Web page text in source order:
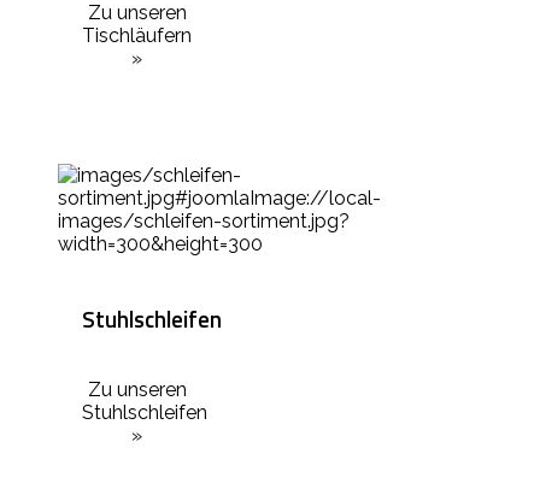
Zu unseren
Tischläufern
»
Stuhlschleifen
Zu unseren
Stuhlschleifen
»